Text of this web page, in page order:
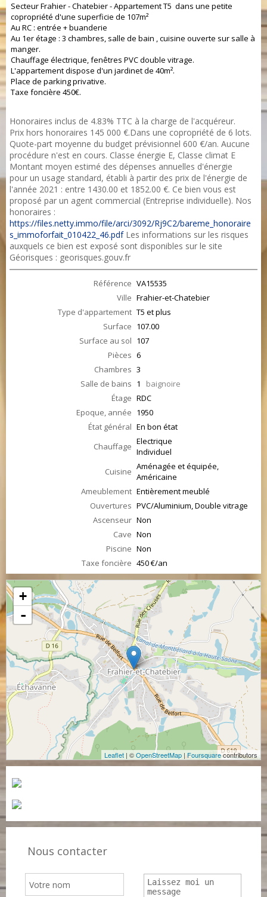
Secteur Frahier - Chatebier - Appartement T5 dans une petite
copropriété d'une superficie de 107m²
Au RC : entrée + buanderie
Au 1er étage : 3 chambres, salle de bain , cuisine ouverte sur salle à
manger.
Chauffage électrique, fenêtres PVC double vitrage.
L'appartement dispose d'un jardinet de 40m².
Place de parking privative.
Taxe foncière 450€.
Honoraires inclus de 4.83% TTC à la charge de l'acquéreur.
Prix hors honoraires 145 000 €.Dans une copropriété de 6 lots.
Quote-part moyenne du budget prévisionnel 600 €/an. Aucune
procédure n'est en cours. Classe énergie E, Classe climat E
Montant moyen estimé des dépenses annuelles d'énergie
pour un usage standard, établi à partir des prix de l'énergie de
l'année 2021 : entre 1430.00 et 1852.00 €. Ce bien vous est
proposé par un agent commercial (Entreprise individuelle). Nos
honoraires :
https://files.netty.immo/file/arci/3092/Rj9C2/bareme_honoraire
s_immoforfait_010422_46.pdfLes informations sur les risques
auxquels ce bien est exposé sont disponibles sur le site
Géorisques : georisques.gouv.fr
Référence VA15535
Ville Frahier-et-Chatebier
Type d'appartement T5 et plus
Surface 107.00
Surface au sol 107
Pièces 6
Chambres 3
Salle de bains 1 baignoire
Étage RDC
Epoque, année 1950
État général En bon état
Chauffage Electrique
Individuel
Cuisine Aménagée et équipée,
Américaine
Ameublement Entièrement meublé
Ouvertures PVC/Aluminium, Double vitrage
Ascenseur Non
Cave Non
Piscine Non
Taxe foncière 450 €/an
+
-
Leaflet | ©OpenStreetMap | Foursquarecontributors
Nous contacter